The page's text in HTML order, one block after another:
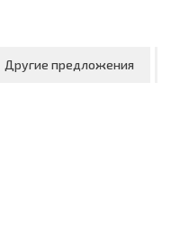
Другие предложения